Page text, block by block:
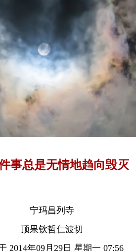
事总是无情地趋向毁灭
宁玛昌列寺
顶果钦哲仁波切
2014年09月29日 星期一 07:56